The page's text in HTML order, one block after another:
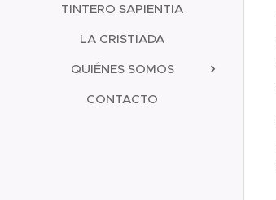
TINTERO SAPIENTIA
LA CRISTIADA
QUIÉNES SOMOS
CONTACTO